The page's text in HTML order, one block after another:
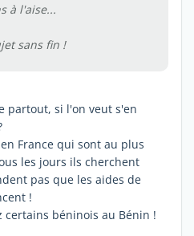
à l'aise...
sans fin !
partout, si l'on veut s'en
France qui sont au plus
les jours ils cherchent
pas que les aides de
!
certains béninois au Bénin !